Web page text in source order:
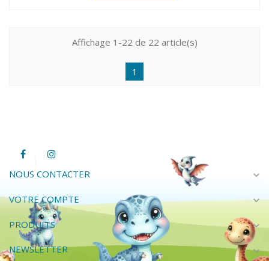
Affichage 1-22 de 22 article(s)
1
NOUS CONTACTER expand_more
VOTRE COMPTE
expand_more
PRODUITS
expand_more
NEWSLETTER
expand_more